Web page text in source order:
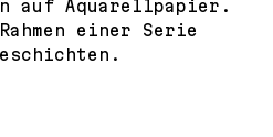
auf Aquarellpapier.
einer Serie